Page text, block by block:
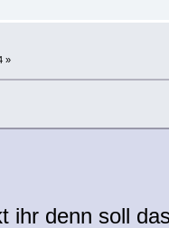
»
ihr denn soll